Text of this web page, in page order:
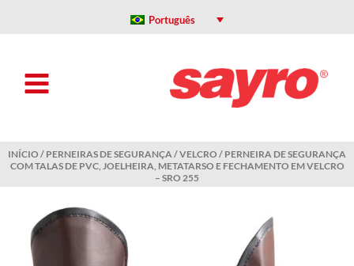
Português
INÍCIO / PERNEIRAS DE SEGURANÇA /VELCRO / PERNEIRA DE SEGURANÇA
COM TALAS DE PVC, JOELHEIRA, METATARSO E FECHAMENTO EM VELCRO
– SRO 255